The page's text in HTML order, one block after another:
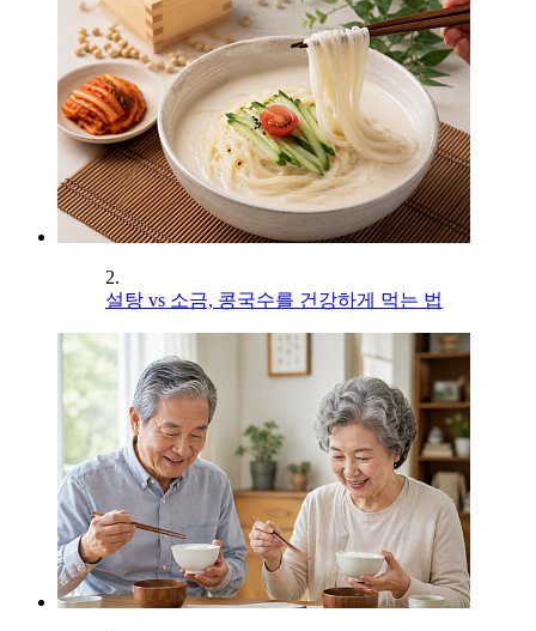
2.
설탕 vs 소금, 콩국수를 건강하게 먹는 법